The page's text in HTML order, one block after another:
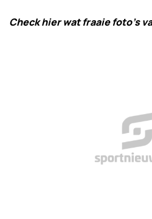
Check hier wat fraaie foto's